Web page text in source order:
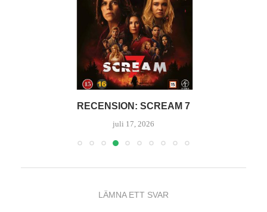
RECENSION: SCREAM 7
juli 17, 2026
LÄMNA ETT SVAR